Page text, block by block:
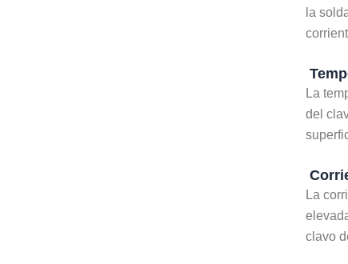
la
La
del
La
clavo